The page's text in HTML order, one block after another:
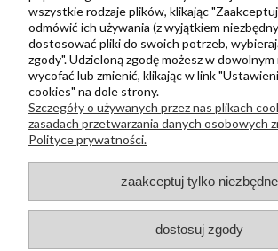
Polityka prywatności
Metody wysyłki i płatności
Płatności odroczone PayPo
Zwroty i reklamacje
Newsletter
sklep@kapak.pl
wszystkie rodzaje plików, klikając
odmówić ich używania (z wyjątkiem
dostosować pliki do swoich potrzeb,
zgody". Udzieloną zgodę możesz w
wycofać lub zmienić, klikając w link
cookies" na dole strony.
Szczegóły o używanych przez nas plikach
zasadach przetwarzania danych osobowych
Polityce prywatności.
zaakceptuj tylko niezbędne
dostosuj zgody